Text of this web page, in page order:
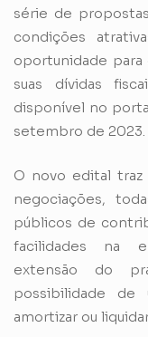
série de
condições
oportunidade
suas dívidas
disponível no
setembro de 2023.
O novo edital
negociações,
públicos de
facilidades na
extensão do
possibilidade de
amortizar ou